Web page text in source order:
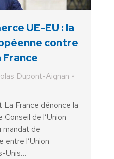
UE-EU : la
contre
Dupont-Aignan
La France dénonce la
de l’Union
mandat de
entre l’Union
Unis…